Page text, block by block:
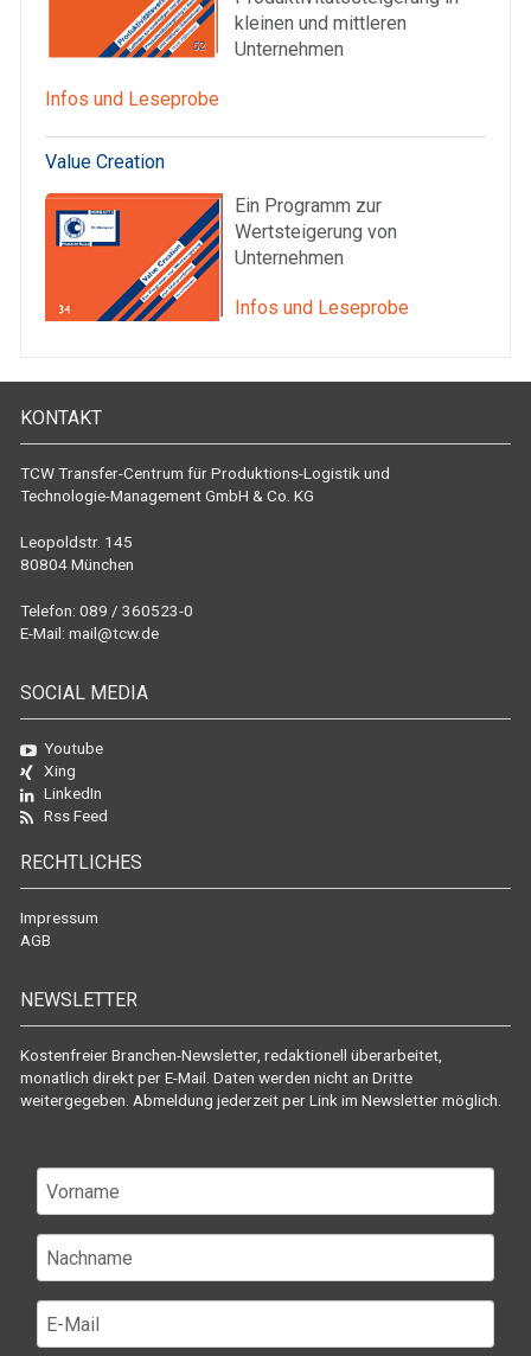
kleinen und mittleren
Unternehmen
Infos und Leseprobe
Value Creation
Ein Programm zur
Wertsteigerung von
Unternehmen
Infos und Leseprobe
KONTAKT
TCW Transfer-Centrum für Produktions-Logistik und
Technologie-Management GmbH & Co. KG
Leopoldstr. 145
80804 München
Telefon: 089 / 360523-0
E-Mail: mail@tcw.de
SOCIAL MEDIA
Youtube
Xing
LinkedIn
Rss Feed
RECHTLICHES
Impressum
AGB
NEWSLETTER
Kostenfreier Branchen-Newsletter, redaktionell überarbeitet,
monatlich direkt per E-Mail. Daten werden nicht an Dritte
weitergegeben. Abmeldung jederzeit per Link im Newsletter möglich.